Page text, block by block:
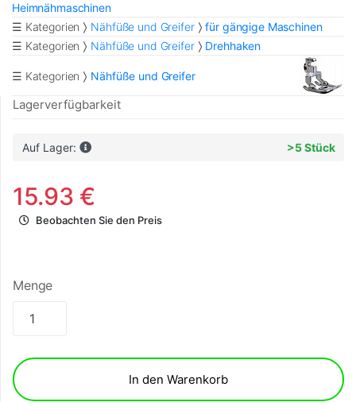
Heimnähmaschinen
☰ Kategorien
Nähfüße und Greifer
für gängige Maschinen
☰ Kategorien
Nähfüße und Greifer Drehhaken
☰ Kategorien Nähfüße und Greifer
Lagerverfügbarkeit
Auf Lager: >5 Stück
15.93 €
Beobachten Sie den Preis
Menge
In den Warenkorb